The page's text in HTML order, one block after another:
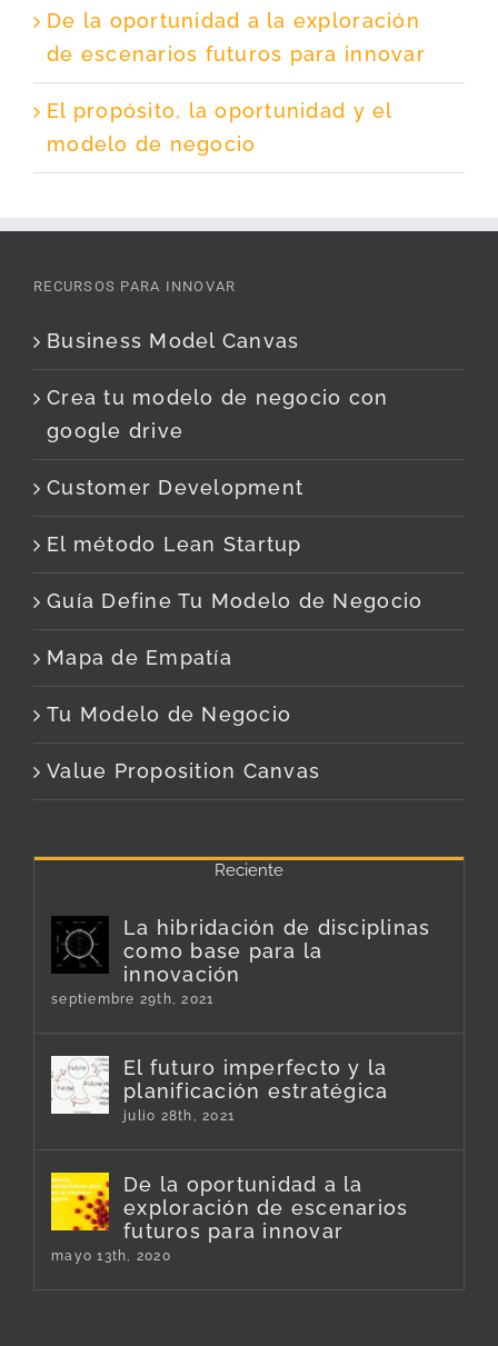
De la oportunidad a la exploración
de escenarios futuros para innovar
El propósito, la oportunidad y el
modelo de negocio
RECURSOS PARA INNOVAR
Business Model Canvas
Crea tu modelo de negocio con
google drive
Customer Development
El método Lean Startup
Guía Define Tu Modelo de Negocio
Mapa de Empatía
Tu Modelo de Negocio
Value Proposition Canvas
Reciente
La hibridación de disciplinas
como base para la
innovación
septiembre 29th, 2021
El futuro imperfecto y la
planificación estratégica
julio 28th, 2021
De la oportunidad a la
exploración de escenarios
futuros para innovar
mayo 13th, 2020